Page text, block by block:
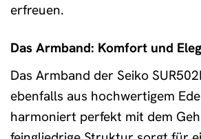
erfreuen.
Das Armband: Komfort und
Das Armband der Seiko
ebenfalls aus hochwertigem
harmoniert perfekt mit dem